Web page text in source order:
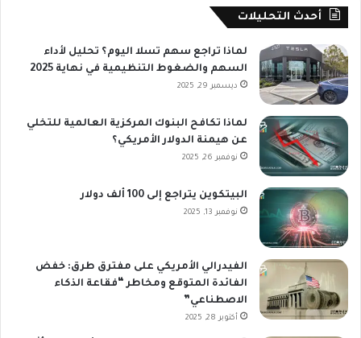
أحدث التحليلات
لماذا تراجع سهم تسلا اليوم؟ تحليل لأداء
السهم والضغوط التنظيمية في نهاية 2025
ديسمبر 29, 2025
لماذا تكافح البنوك المركزية العالمية للتخلي
عن هيمنة الدولار الأمريكي؟
نوفمبر 26, 2025
البيتكوين يتراجع إلى 100 ألف دولار
نوفمبر 13, 2025
الفيدرالي الأمريكي على مفترق طرق: خفض
الفائدة المتوقع ومخاطر “فقاعة الذكاء
الاصطناعي”
أكتوبر 28, 2025